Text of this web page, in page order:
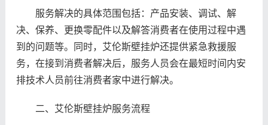
服务解决的具体范围包括：产品安装、调试、解
决、保养、更换零配件以及解答消费者在使用过程中遇
到的问题等。同时，艾伦斯壁挂炉还提供紧急救援服
务，在接到消费者解决后，服务人员会在最短时间内安
排技术人员前往消费者家中进行解决。
二、艾伦斯壁挂炉服务流程